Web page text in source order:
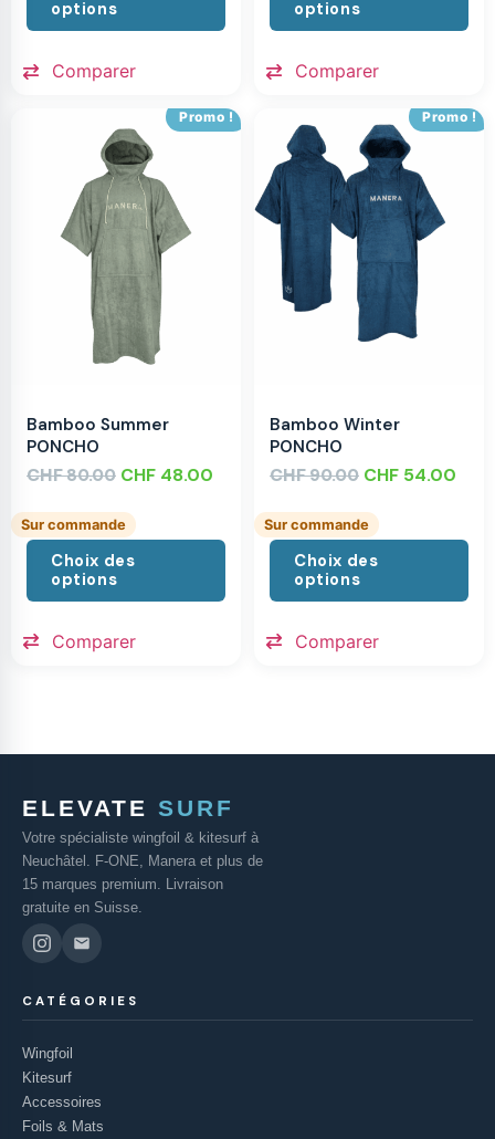
options
Comparer
options
Comparer
Promo !
Bamboo Summer
PONCHO
CHF80.00 CHF 48.00
Sur commande
Choix des
options
Comparer
Promo !
Bamboo Winter
PONCHO
CHF90.00 CHF 54.00
Sur commande
Choix des
options
Comparer
ELEVATE SURF
Votre spécialiste wingfoil & kitesurf à
Neuchâtel. F-ONE, Manera et plus de
15 marques premium. Livraison
gratuite en Suisse.
CATÉGORIES
Wingfoil
Kitesurf
Accessoires
Foils & Mats